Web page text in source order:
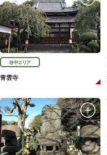
谷中エリア
青雲寺